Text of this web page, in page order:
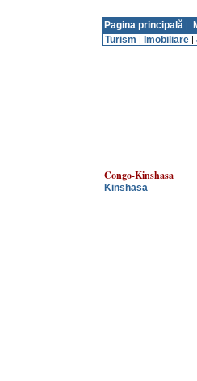
Pagina principală |
Turism | Imobiliare |
Congo-Kinshasa
Kinshasa